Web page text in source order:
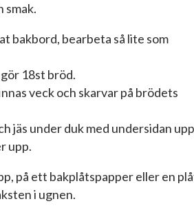
smak.
bakbord, bearbeta så lite som
18st bröd.
veck och skarvar på brödets
jäs under duk med undersidan upp
upp.
på ett bakplåtspapper eller en
i ugnen.